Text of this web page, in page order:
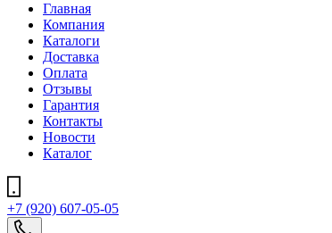
Главная
Компания
Каталоги
Доставка
Оплата
Отзывы
Гарантия
Контакты
Новости
Каталог
+7 (920) 607-05-05